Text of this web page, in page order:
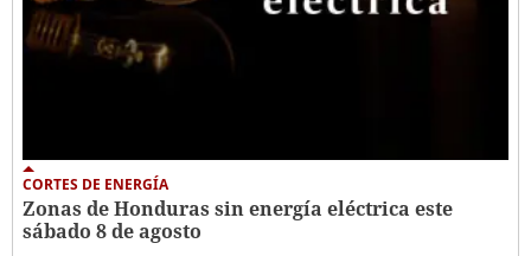
CORTES DE ENERGÍA
Zonas de Honduras sin energía eléctrica este
sábado 8 de agosto